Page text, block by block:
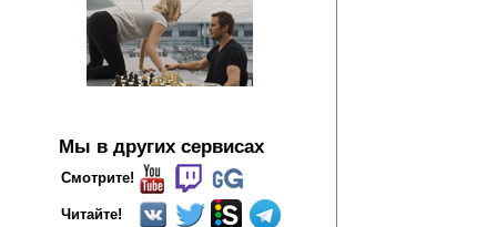
Мы в других сервисах
Смотрите!
Читайте!